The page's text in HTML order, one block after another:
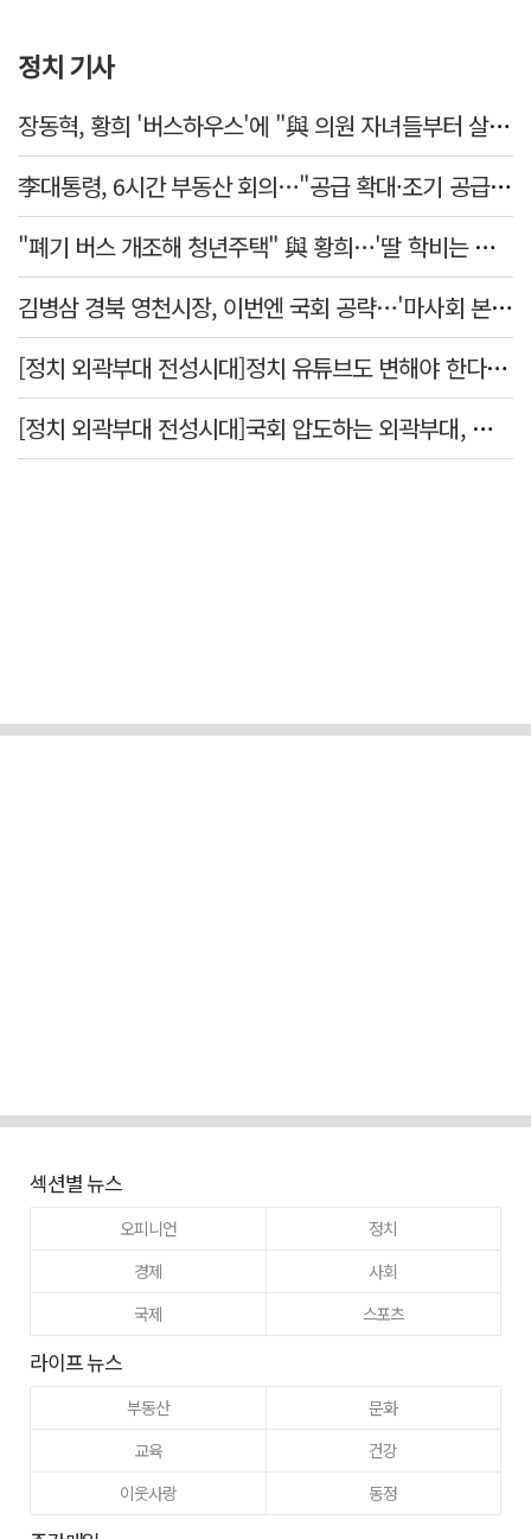
정치 기사
장동혁, 황희 '버스하우스'에 "與 의원 자녀들부터 살아보면 어떨까?"
李대통령, 6시간 부동산 회의…"공급 확대·조기 공급 과감히 실천"
"폐기 버스 개조해 청년주택" 與 황희…'딸 학비는 年 4200만원'
김병삼 경북 영천시장, 이번엔 국회 공략…'마사회 본사 이전·광역교통망 확충' 요청
[정치 외곽부대 전성시대]정치 유튜브도 변해야 한다 "화합과 존중"
[정치 외곽부대 전성시대]국회 압도하는 외곽부대, 목소리 왜 커지나?
섹션별 뉴스
오피니언
정치
경제
사회
국제
스포츠
라이프 뉴스
부동산
문화
교육
건강
이웃사랑
동정